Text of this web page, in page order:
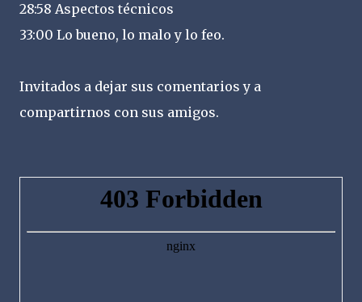
28:58 Aspectos técnicos
33:00 Lo bueno, lo malo y lo feo.
Invitados a dejar sus comentarios y a
compartirnos con sus amigos.